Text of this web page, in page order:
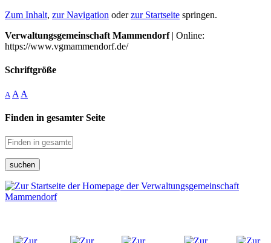
Zum Inhalt, zur Navigation oderzur Startseite springen.
Verwaltungsgemeinschaft Mammendorf| Online:
https://www.vgmammendorf.de/
Schriftgröße
A A A
Finden in gesamter Seite
suchen